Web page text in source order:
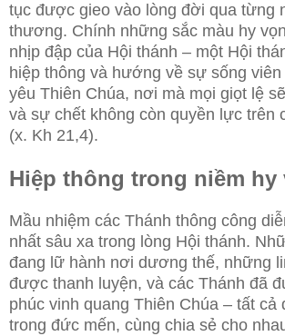
tục được gieo vào lòng đời qua từng
thương. Chính những sắc màu hy
nhịp đập của Hội thánh – một Hội
hiệp thông và hướng về sự sống
yêu Thiên Chúa, nơi mà mọi giọt lệ
và sự chết không còn quyền lực trên
(x. Kh 21,4).
Hiệp thông trong niềm hy
Mầu nhiệm các Thánh thông công
nhất sâu xa trong lòng Hội thánh.
đang lữ hành nơi dương thế, những
được thanh luyện, và các Thánh đã
phúc vinh quang Thiên Chúa – tất cả
trong đức mến, cùng chia sẻ cho